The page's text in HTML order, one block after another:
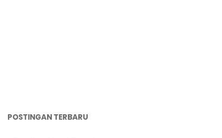
POSTINGAN TERBARU